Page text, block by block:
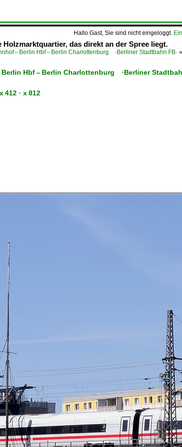
Hallo Gast, Sie sind nicht eingeloggt.
das direkt an der Spree liegt.
– Berlin Hbf – Berlin Charlottenburg ·Berliner Stadtbahn FB· »
Hbf – Berlin Charlottenburg ·Berliner
412 · x 812